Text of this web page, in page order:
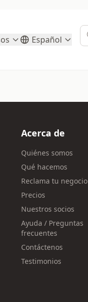
Español
Acerca de
Quiénes somos
Qué hacemos
Reclama tu negocio
Precios
Nuestros socios
Ayuda / Preguntas
frecuentes
Contáctenos
Testimonios